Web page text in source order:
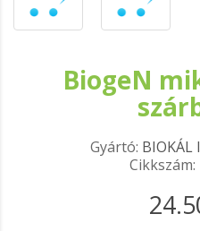
BiogeN
Gyártó:
Cikkszám: